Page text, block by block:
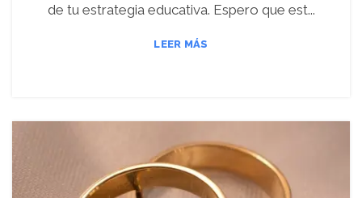
de tu estrategia educativa. Espero que est...
LEER MÁS